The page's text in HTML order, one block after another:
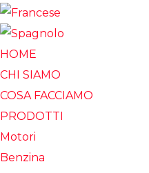
HOME
CHI SIAMO
COSA FACCIAMO
PRODOTTI
Motori
Benzina